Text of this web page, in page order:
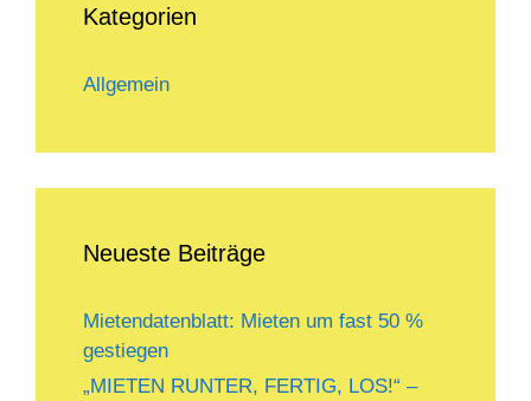
Kategorien
Allgemein
Neueste Beiträge
Mietendatenblatt: Mieten um fast 50 %
gestiegen
„MIETEN RUNTER, FERTIG, LOS!“ –